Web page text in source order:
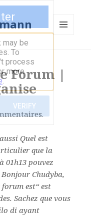
Forum |
Quel est
que la
01h13 pouvez
Chudyba,
est“ est
Sachez que vous
di ayant